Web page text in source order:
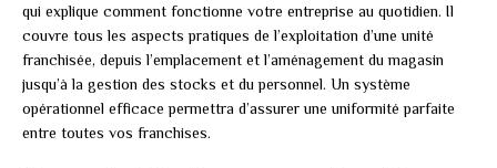
qui explique comment fonctionne votre entreprise au quotidien. Il
couvre tous les aspects pratiques de l’exploitation d’une unité
franchisée, depuis l’emplacement et l’aménagement du magasin
jusqu’à la gestion des stocks et du personnel. Un système
opérationnel efficace permettra d’assurer une uniformité parfaite
entre toutes vos franchises.